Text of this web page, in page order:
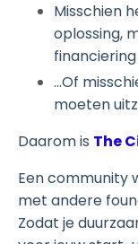
Misschien
oplossing,
...Of
moeten
Daarom is The
Een community
met andere
Zodat je